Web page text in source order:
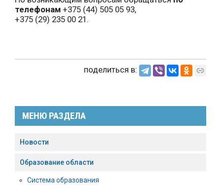
телефонам +375 (44) 505 05 93,
+375 (29) 235 00 21.
поделиться в:
МЕНЮ РАЗДЕЛА
Новости
Образование области
Система образования